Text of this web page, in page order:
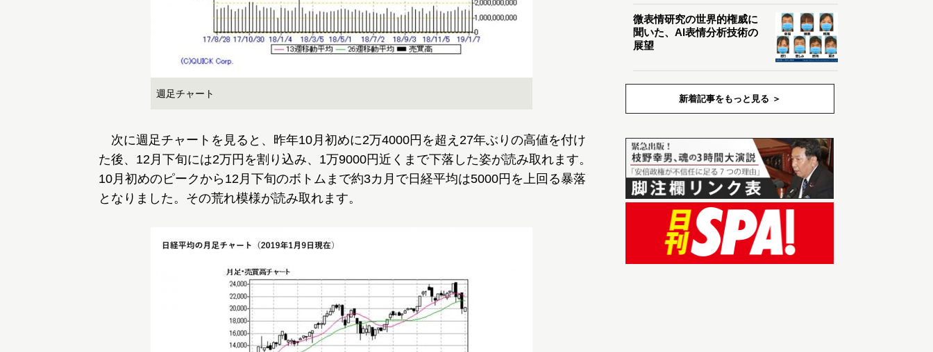
週足チャート
次に週足チャートを見ると、昨年10月初めに2万4000円を超え27年ぶりの高値を付け
た後、12月下旬には2万円を割り込み、1万9000円近くまで下落した姿が読み取れます。
10月初めのピークから12月下旬のボトムまで約3カ月で日経平均は5000円を上回る暴落
となりました。その荒れ模様が読み取れます。
微表情研究の世界的権威に
聞いた、AI表情分析技術の
展望
新着記事をもっと見る